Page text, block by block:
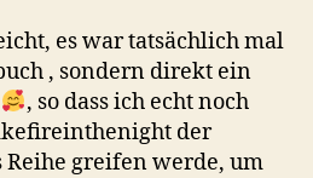
es war tatsächlich mal
, sondern direkt ein
, so dass ich echt noch
der
greifen werde, um